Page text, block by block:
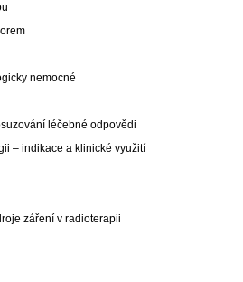
nemocné
léčebné odpovědi
– indikace a klinické využití
záření v radioterapii